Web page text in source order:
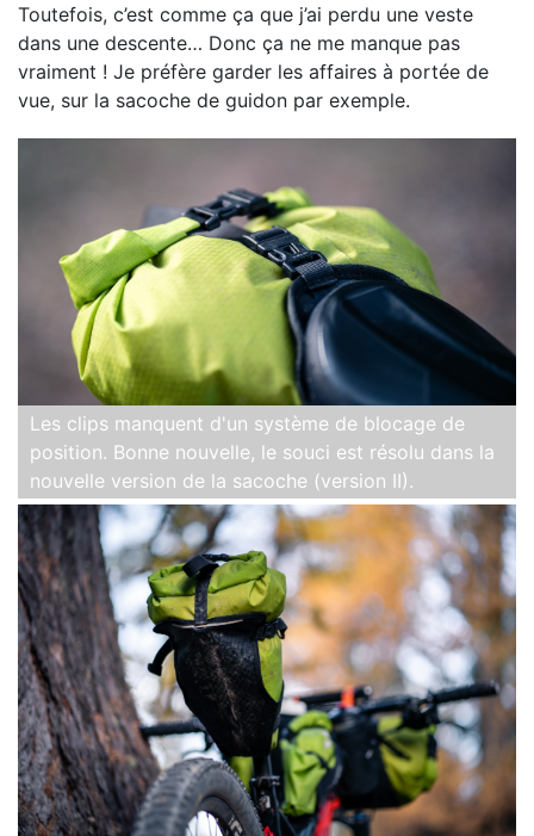
Toutefois, c’est comme ça que j’ai perdu une veste
dans une descente… Donc ça ne me manque pas
vraiment ! Je préfère garder les affaires à portée de
vue, sur la sacoche de guidon par exemple.
Les clips manquent d'un système de blocage de
position. Bonne nouvelle, le souci est résolu dans la
nouvelle version de la sacoche (version II).